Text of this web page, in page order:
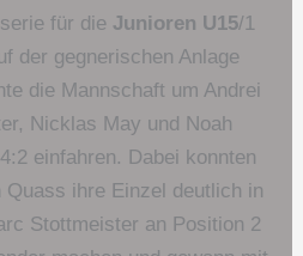
für die Junioren U15/1
der gegnerischen Anlage
die Mannschaft um Andrei
Nicklas May und Noah
einfahren. Dabei konnten
Quass ihre Einzel deutlich in
Stottmeister an Position 2